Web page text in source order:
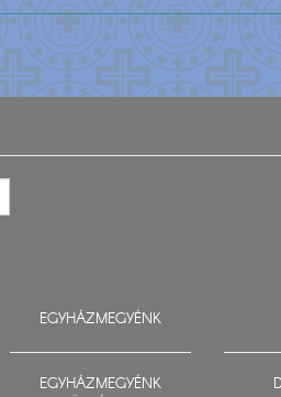
EGYHÁZMEGYÉNK
EGYHÁZMEGYÉNK